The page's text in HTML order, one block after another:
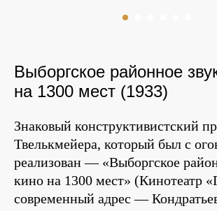
Выборгское районное
на 1300 мест (1933)
Знаковый конструктивистский
Твелькмейера, который был с
реализован — «Выборгское
кино на 1300 мест» (Кинотеатр
современный адрес —